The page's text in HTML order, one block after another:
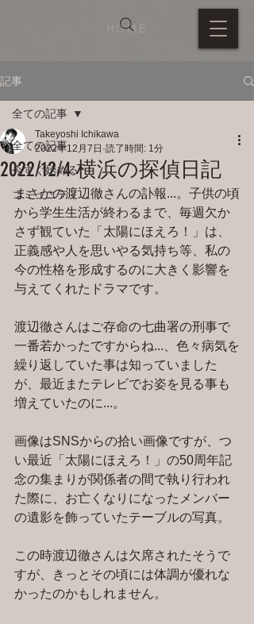
HOME
記事
全ての記事
今すぐ始める
コミュニティ
全ての記事
2022/12/4 横浜の探偵日記
Takeyoshi Ichikawa
2022年12月7日 読了時間: 1分
まさかの渡辺徹さんの訃報...。子供の頃
から学生生活が終わるまで、毎週欠か
さず観ていた「太陽にほえろ！」は、
正義感や人を思いやる気持ち等、私の
今の性格を形成するのに大きく影響を
与えてくれたドラマです。
渡辺徹さんはご存命の七曲署の刑事で
一番若かったですからね...、色々病気を
繰り返していた事は知っていました
が、最近またテレビでお姿を見る事も
増えていたのに...。
画像はSNSからの拾い画像ですが、つ
い最近「太陽にほえろ！」の50周年記
念の集まりが関係者の間で執り行われ
た際に、お亡くなりになったメンバー
の遺影を飾っていたテーブルの写真。
この時渡辺徹さんは欠席されたそうで
すが、きっとその頃には体調が優れな
かったのかもしれません。